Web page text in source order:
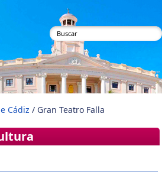
Formulario de
búsqueda
Cádiz / Gran Teatro Falla